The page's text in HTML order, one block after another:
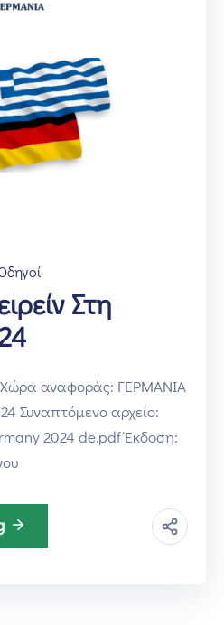
Στη
Χώρα αναφοράς: ΓΕΡΜΑΝΙΑ
Συναπτόμενο αρχείο:
2024 de.pdf Έκδοση: